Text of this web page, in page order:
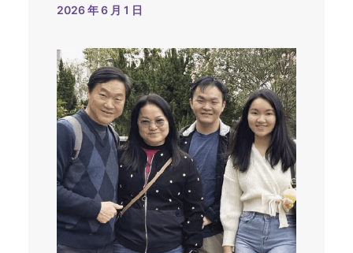
2026 年 6 月 1 日